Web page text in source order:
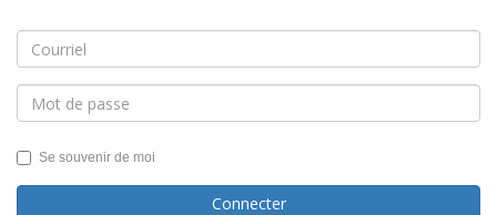
Se souvenir de moi
Connecter